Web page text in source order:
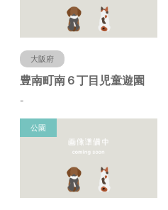
大阪府
豊南町南６丁目児童遊園
-
公園